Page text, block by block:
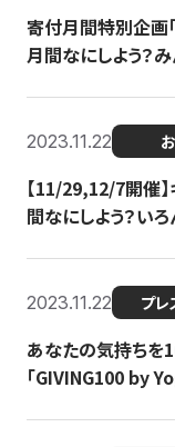
寄付月間特別企画
月間なにしよう？
2023.11.22
【11/29,12/7開催
間なにしよう？い
2023.11.22 プレ
あなたの気持ちを
「GIVING100 by